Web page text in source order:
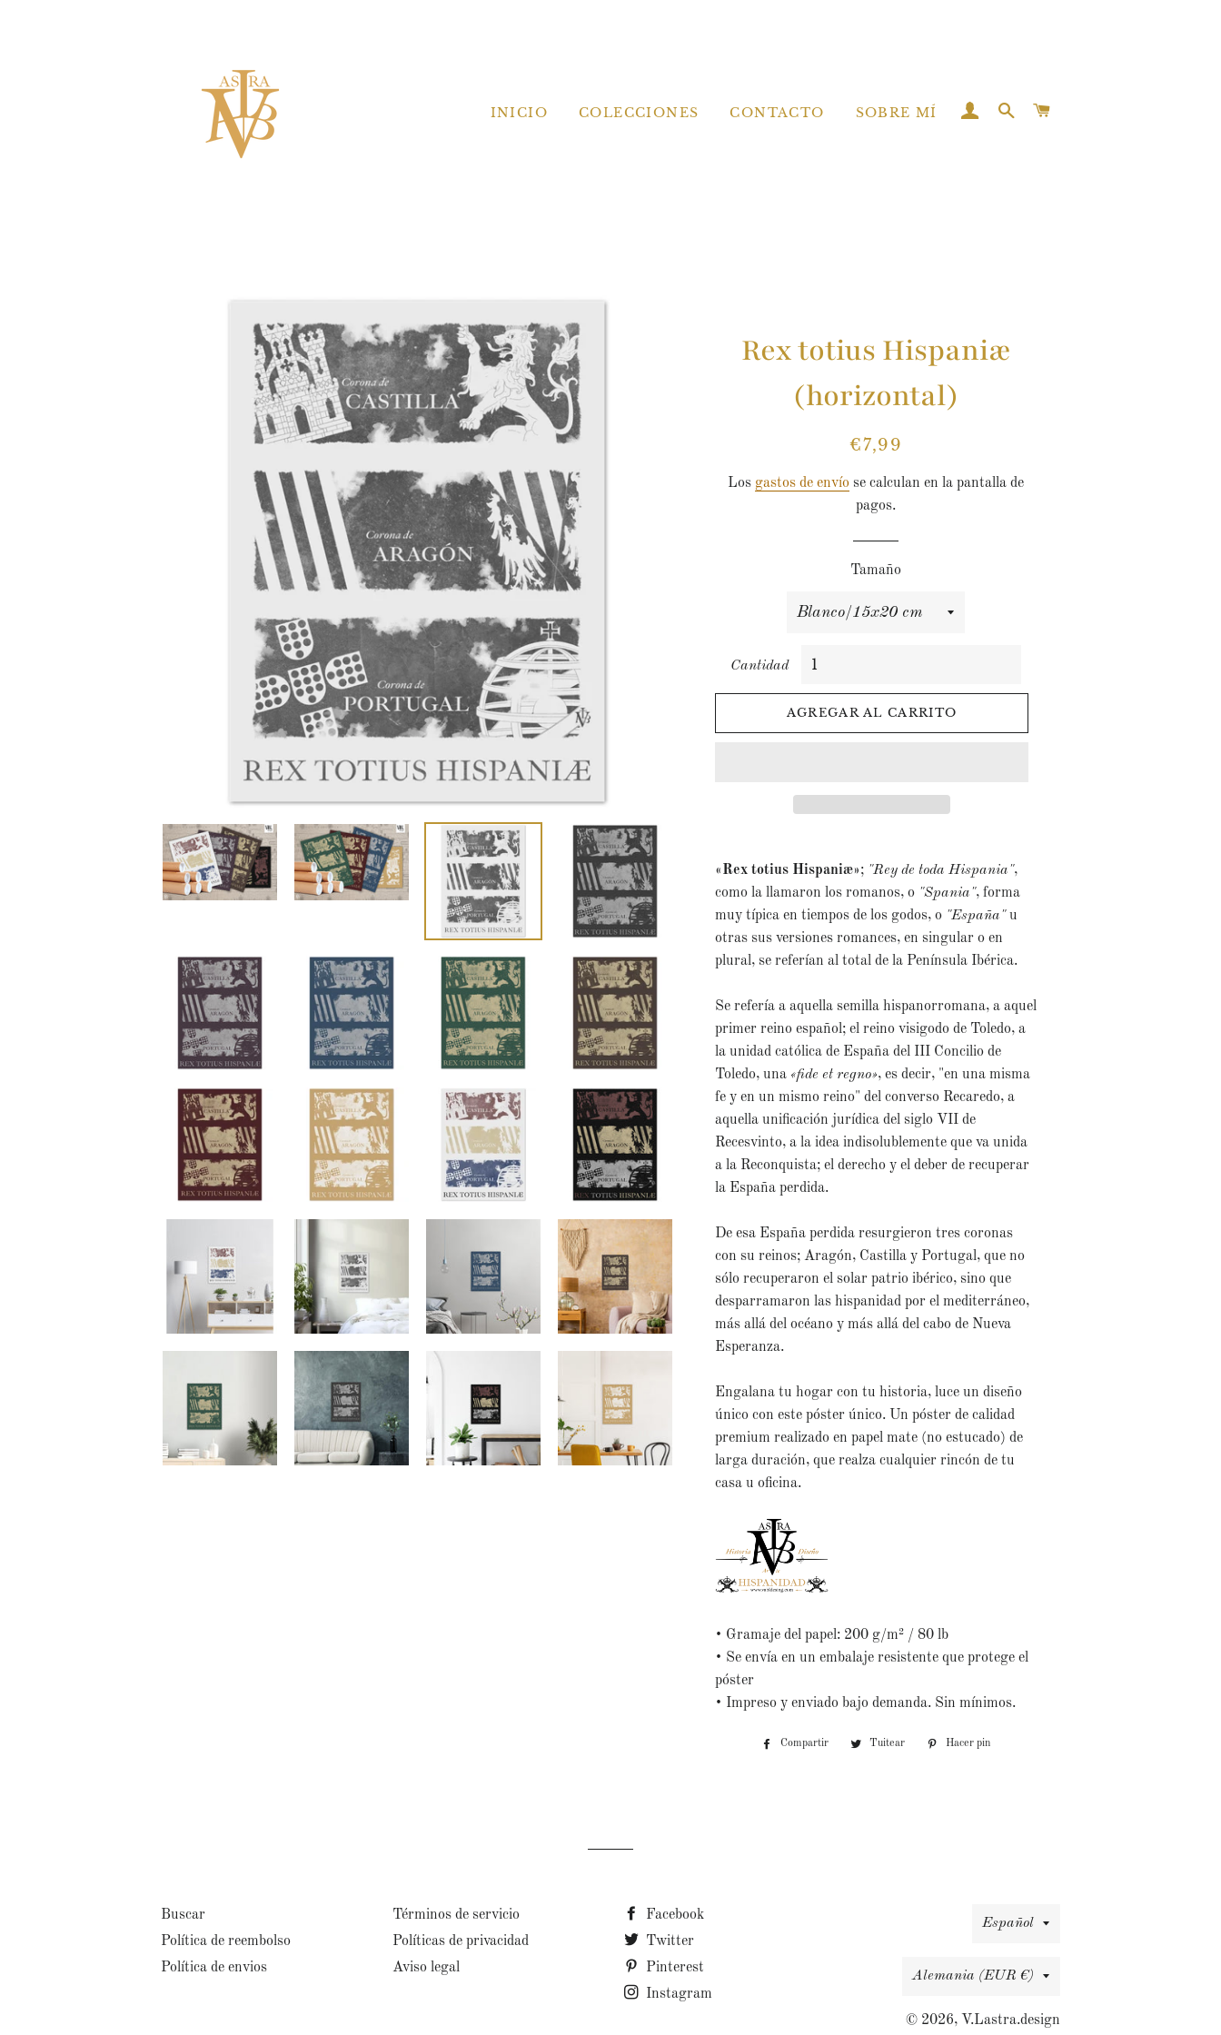
INICIO COLECCIONES CONTACTO SOBRE MÍ INGRESAR
BUSCAR
Rex totius Hispaniæ
(horizontal)
Precio
Precio
venta
€7,99
Los gastos de envío se calculan en la pantalla de
pagos.
Tamaño
Cantidad
AGREGAR AL CARRITO
«Rex totius Hispaniæ»; "Rey de toda Hispania",
como la llamaron los romanos, o "Spania", forma
muy típica en tiempos de los godos, o "España"u
otras sus versiones romances, en singular o en
plural, se referían al total de la Península Ibérica.
Se refería a aquella semilla hispanorromana, a aquel
primer reino español; el reino visigodo de Toledo, a
la unidad católica de España del III Concilio de
Toledo, una «fide et regno», es decir, "en una misma
fe y en un mismo reino" del converso Recaredo, a
aquella unificación jurídica del siglo VII de
Recesvinto, a la idea indisolublemente que va unida
a la Reconquista; el derecho y el deber de recuperar
la España perdida.
De esa España perdida resurgieron tres coronas
con su reinos; Aragón, Castilla y Portugal, que no
sólo recuperaron el solar patrio ibérico, sino que
desparramaron las hispanidad por el mediterráneo,
más allá del océano y más allá del cabo de Nueva
Esperanza.
Engalana tu hogar con tu historia, luce un diseño
único con este póster único. Un póster de calidad
premium realizado en papel mate (no estucado) de
larga duración,querealza cualquier rincón de tu
casa u oficina.
• Gramaje del papel: 200 g/m² / 80 lb
• Se envía en un embalaje resistente que protege el
póster
• Impreso y enviado bajo demanda. Sin mínimos.
Compartir
CompartirTuitear
TuitearHacer pin
Buscar
Política de reembolso
Política de envios
Términos de servicio
Políticas de privacidad
Aviso legal
Facebook
Twitter
Pinterest
Instagram
Idioma
Español
País/región
Alemania (EUR €)
© 2026, V.Lastra.design